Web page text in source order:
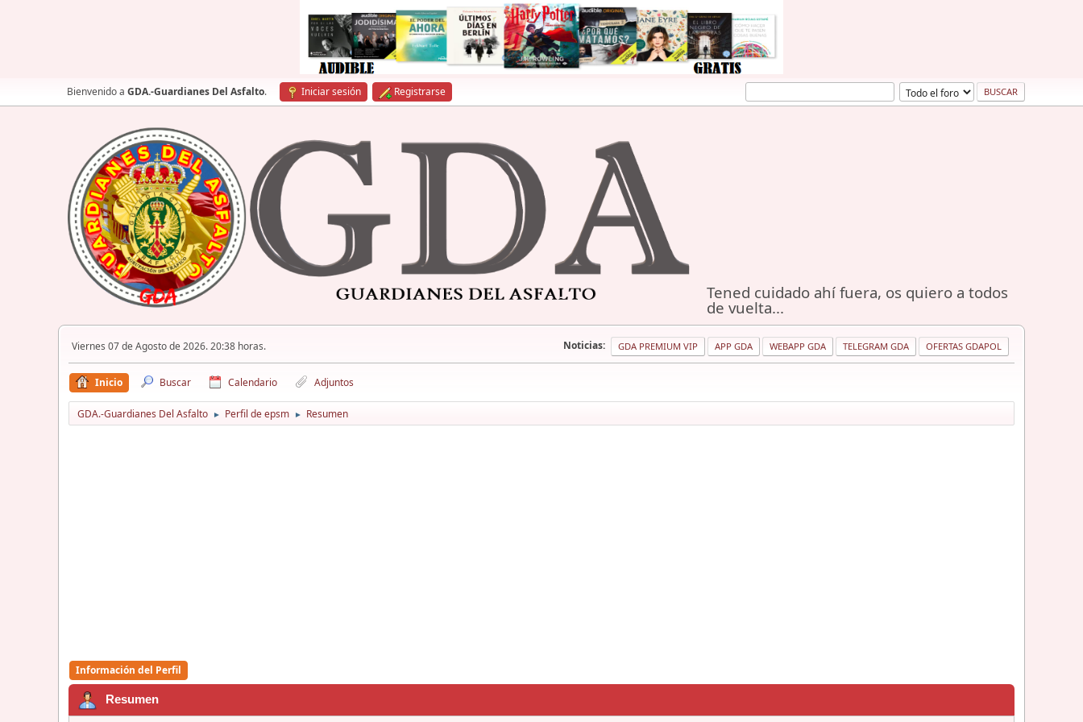
Bienvenido a GDA.-Guardianes Del Asfalto. Iniciar sesión Registrarse
Tened cuidado ahí fuera, os quiero a todos
de vuelta...
Viernes 07 de Agosto de 2026. 20:38 horas. Noticias: GDA PREMIUM VIP APP GDA WEBAPP GDA TELEGRAM GDA OFERTAS GDAPOL
Inicio Buscar Calendario Adjuntos
GDA.-Guardianes Del Asfalto ► Perfil de epsm ► Resumen
Información del Perfil
Resumen